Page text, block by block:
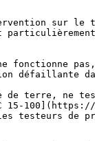
sur
fonctionne
défaillante
de